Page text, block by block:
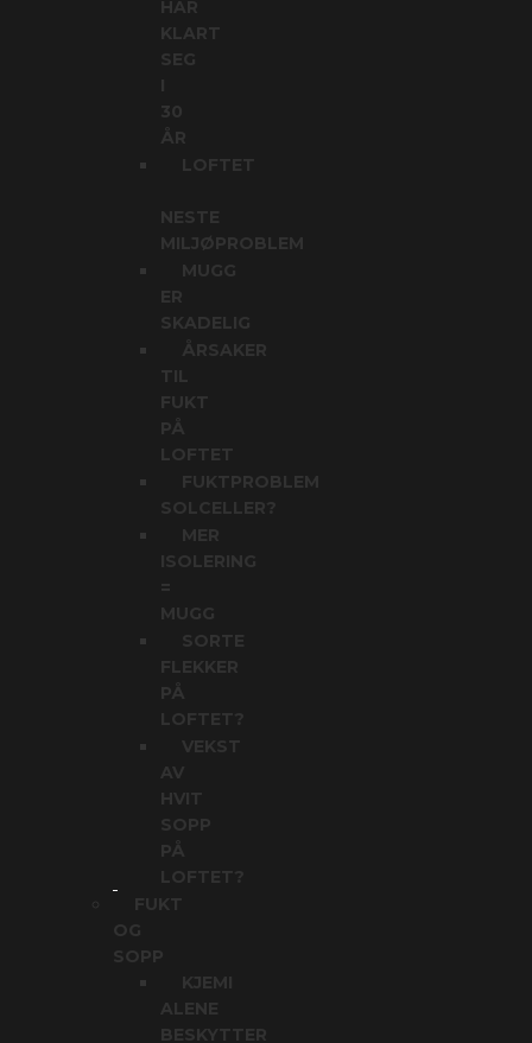
HAR
KLART
30
ÅR
MILJØPROBLEM
MUGG
ER
SKADELIG
ÅRSAKER
FUKT
PÅ
FUKTPROBLEM
SOLCELLER?
MER
ISOLERING
MUGG
SORTE
FLEKKER
PÅ
VEKST
AV
HVIT
SOPP
PÅ
FUKT
SOPP
KJEMI
ALENE
BESKYTTER